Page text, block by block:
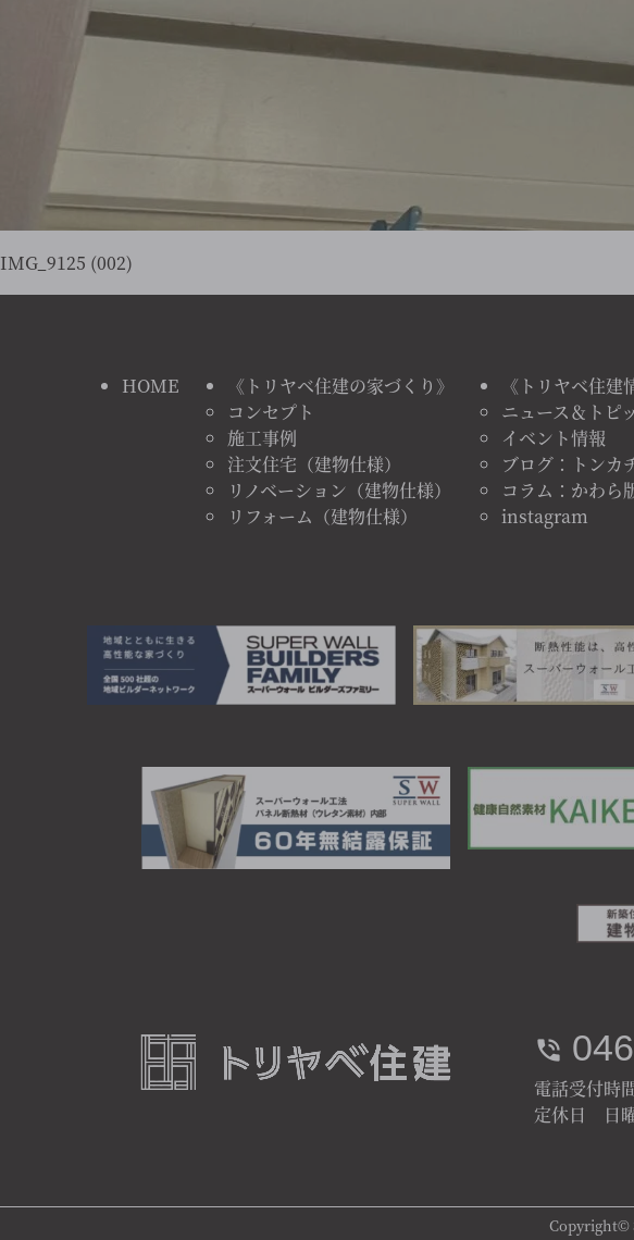
IMG_9125 (002)
HOME
《トリヤベ住建の家づくり》
コンセプト
施工事例
注文住宅（建物仕様）
リノベーション（建物仕様）
リフォーム（建物仕様）
《トリヤベ住建
ニュース＆トピ
イベント情報
ブログ：トンカ
コラム：かわら
instagram
電話受付時
定休日 日
Copyright©